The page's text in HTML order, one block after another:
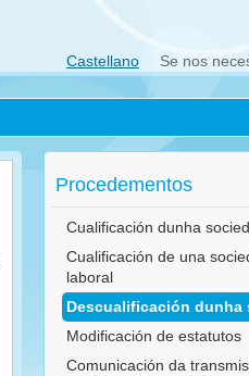
Castellano Se nos
Procedementos
Cualificación dunha
Cualificación de una
laboral
Descualificación dunha
Modificación de estatutos
Comunicación da